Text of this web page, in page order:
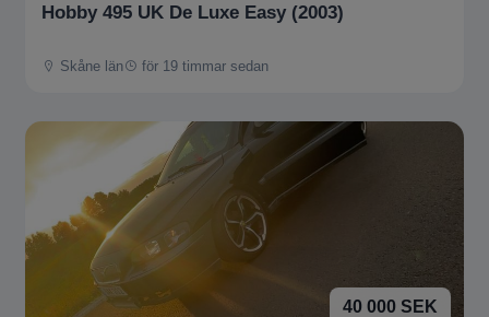
Hobby 495 UK De Luxe Easy (2003)
Skåne län för 19 timmar sedan
40 000 SEK